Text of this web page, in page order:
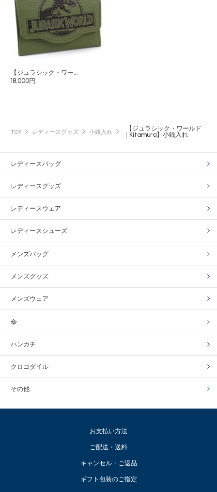
【ジュラシック・ワー...
18,000円
TOP レディースグッズ 小銭入れ
【ジュラシック・ワールド
｜Kitamura】小銭入れ
レディースバッグ
レディースグッズ
レディースウェア
レディースシューズ
メンズバッグ
メンズグッズ
メンズウェア
傘
ハンカチ
クロコダイル
その他
お支払い方法
ご配送・送料
キャンセル・ご返品
ギフト包装のご指定